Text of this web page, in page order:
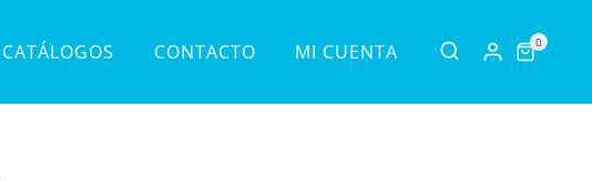
CATÁLOGOS CONTACTO MI CUENTA 0